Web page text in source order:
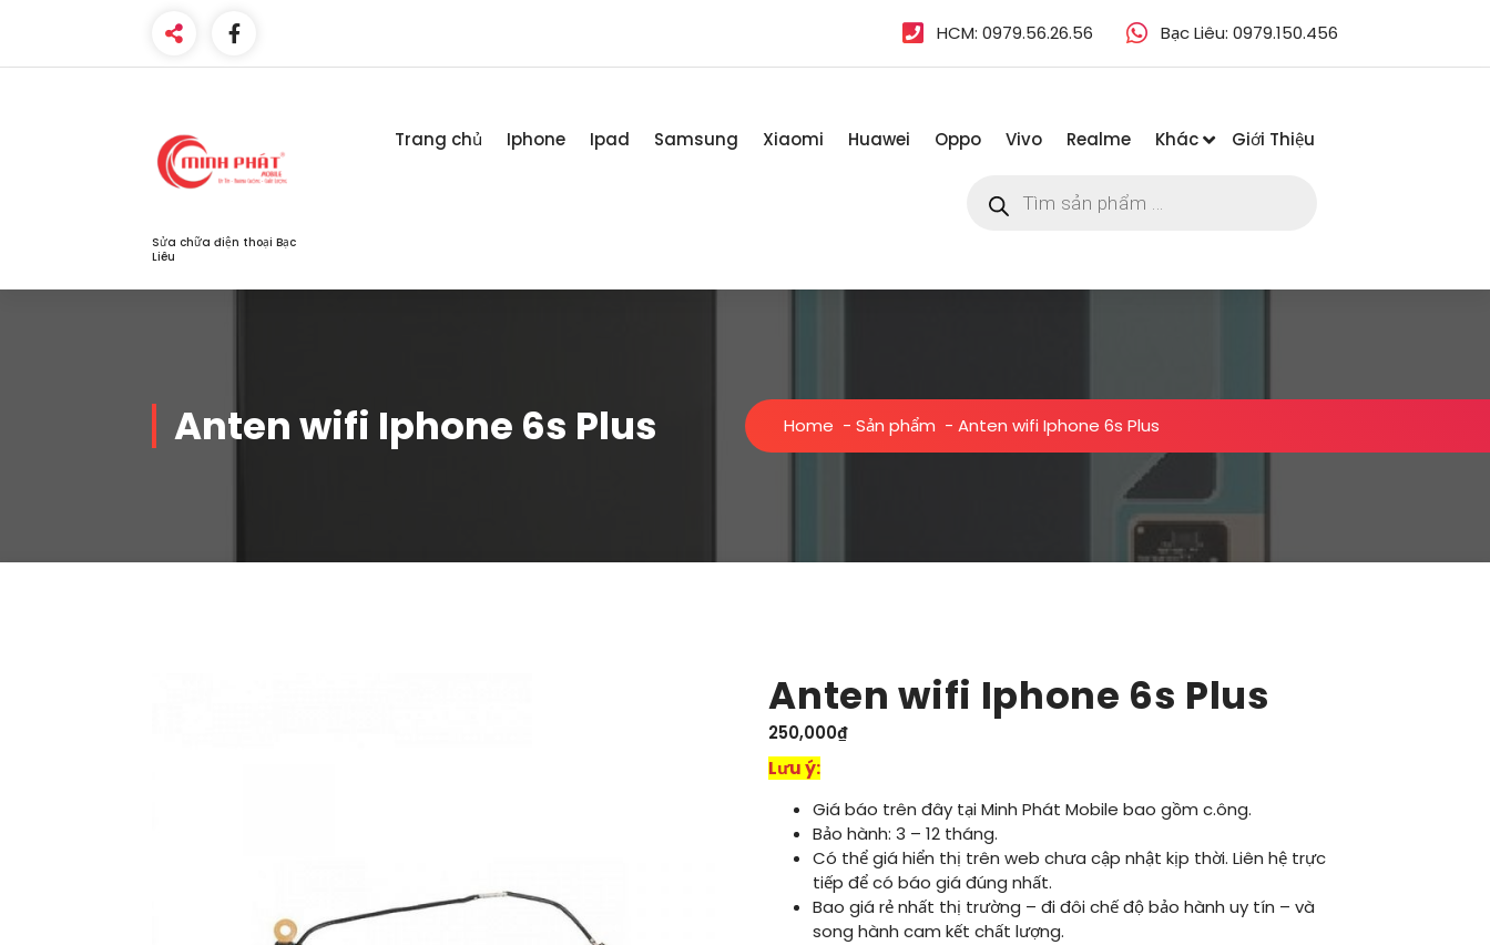
HCM: 0979.56.26.56 Bạc Liêu: 0979.150.456
Sửa chữa điện thoại Bạc
Liêu
Trang chủ Iphone Ipad Samsung Xiaomi Huawei Oppo Vivo Realme Khác
Giới Thiệu
kiếm
sản
Anten wifi Iphone 6s Plus Home - Sản phẩm - Anten wifi Iphone 6s Plus
Anten wifi Iphone 6s Plus
250,000₫
Lưu ý:
Giá báo trên đây tại Minh Phát Mobile bao gồm c.ông.
Bảo hành: 3 – 12 tháng.
Có thể giá hiển thị trên web chưa cập nhật kịp thời. Liên hệ trực
tiếp để có báo giá đúng nhất.
Bao giá rẻ nhất thị trường – đi đôi chế độ bảo hành uy tín – và
song hành cam kết chất lượng.